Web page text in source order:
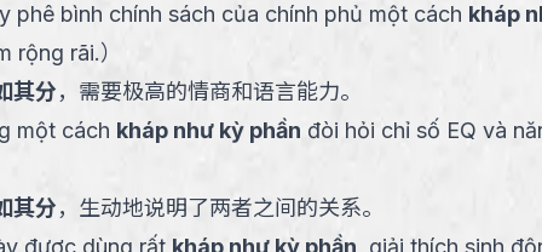
phê bình chính sách của chính phủ một cách kháp
rộng rãi.）
其分，需要极高的情商和语言能力。
một cách kháp như kỳ phần đòi hỏi chỉ số EQ và
其分，生动地说明了两者之间的关系。
được dùng rất kháp như kỳ phần , giải thích sinh